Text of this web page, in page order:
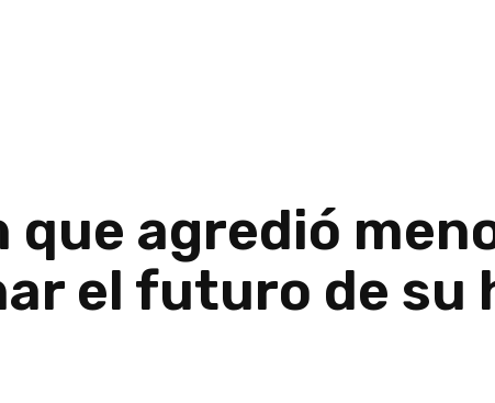
que agredió
el futuro de su